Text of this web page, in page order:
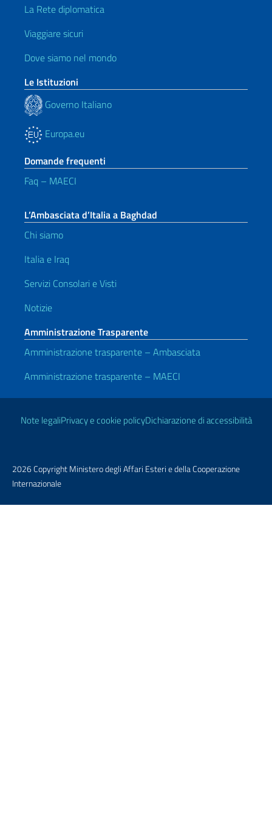
La Rete diplomatica
Viaggiare sicuri
Dove siamo nel mondo
Le Istituzioni
Governo Italiano
Europa.eu
Domande frequenti
Faq – MAECI
L’Ambasciata d’Italia a Baghdad
Chi siamo
Italia e Iraq
Servizi Consolari e Visti
Notizie
Amministrazione Trasparente
Amministrazione trasparente – Ambasciata
Amministrazione trasparente – MAECI
Link Utili
Note legaliPrivacy e cookie policyDichiarazione di accessibilità
2026 Copyright Ministero degli Affari Esteri e della Cooperazione
Internazionale